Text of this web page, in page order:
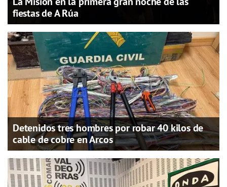
fiestas de A Rúa
Detenidos tres hombres por robar 40 kilos de
cable de cobre en Arcos